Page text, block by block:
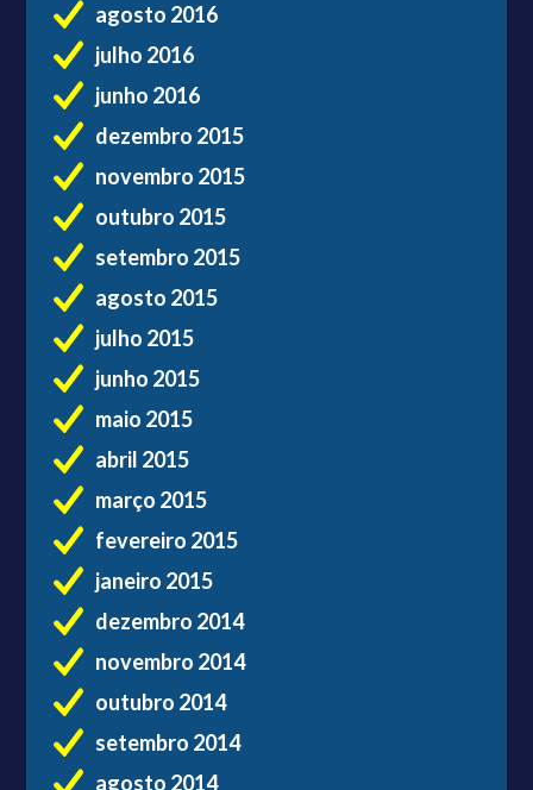
agosto 2016
julho 2016
junho 2016
dezembro 2015
novembro 2015
outubro 2015
setembro 2015
agosto 2015
julho 2015
junho 2015
maio 2015
abril 2015
março 2015
fevereiro 2015
janeiro 2015
dezembro 2014
novembro 2014
outubro 2014
setembro 2014
agosto 2014